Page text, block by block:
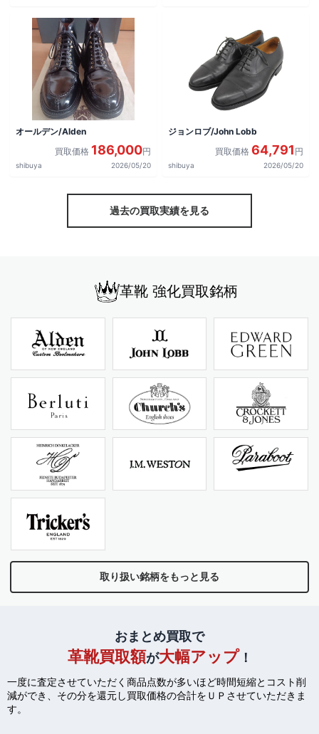
オールデン/Alden
買取価格 186,000円
shibuya 2026/05/20
ジョンロブ/John Lobb
買取価格 64,791 円
shibuya 2026/05/20
過去の買取実績を見る
革靴 強化買取銘柄
取り扱い銘柄をもっと見る
おまとめ買取で
革靴買取額が大幅アップ！
一度に査定させていただく商品点数が多いほど時間短縮とコスト削
減ができ、 その分を還元し買取価格の合計をＵＰさせていただきま
す。